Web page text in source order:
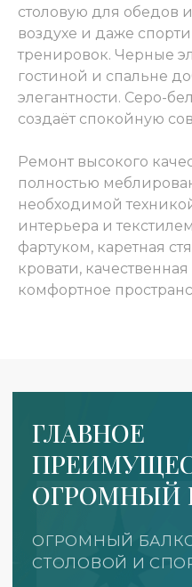
столовую для обедов
воздухе и даже
тренировок. Черные
гостиной и спальне
элегантности. Серо-
создаёт спокойную
Ремонт высокого
полностью
необходимой
интерьера и
фартуком, каретная
кровати,
комфортное
и ужинов на свежем воздухе
бризом. Спортивная зона для
растяжки или тренировок с
море и горы — уникальная
Из всех комнат — кухни-
создаёт ощущение жизни на
Черные элегантные люстры
спокойную основу.
мастер-спальне
хранения. Это не просто
просторное пространство с
балконом и видами на море
активной и комфортной